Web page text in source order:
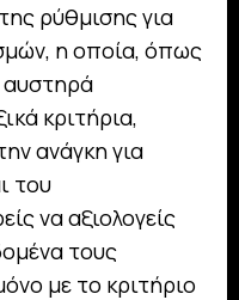
ρύθμισης για
η οποία, όπως
αυστηρά
κριτήρια,
ανάγκη για
του
να αξιολογείς
τους
με το κριτήριο